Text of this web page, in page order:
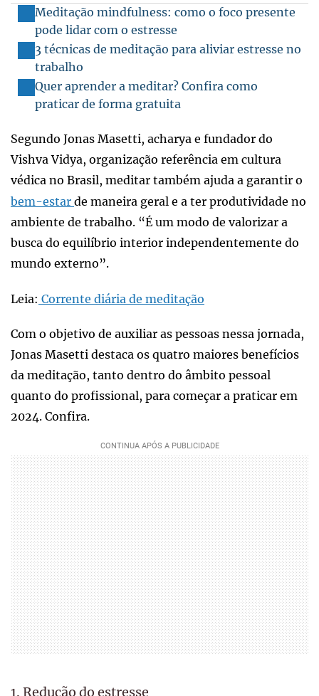
Meditação mindfulness: como o foco presente
pode lidar com o estresse
3 técnicas de meditação para aliviar estresse no
trabalho
Quer aprender a meditar? Confira como
praticar de forma gratuita
Segundo Jonas Masetti, acharya e fundador do
Vishva Vidya, organização referência em cultura
védica no Brasil, meditar também ajuda a garantir o
bem-estar de maneira geral e a ter produtividade no
ambiente de trabalho. “É um modo de valorizar a
busca do equilíbrio interior independentemente do
mundo externo”.
Leia: Corrente diária de meditação
Com o objetivo de auxiliar as pessoas nessa jornada,
Jonas Masetti destaca os quatro maiores benefícios
da meditação, tanto dentro do âmbito pessoal
quanto do profissional, para começar a praticar em
2024. Confira.
1. Redução do estresse